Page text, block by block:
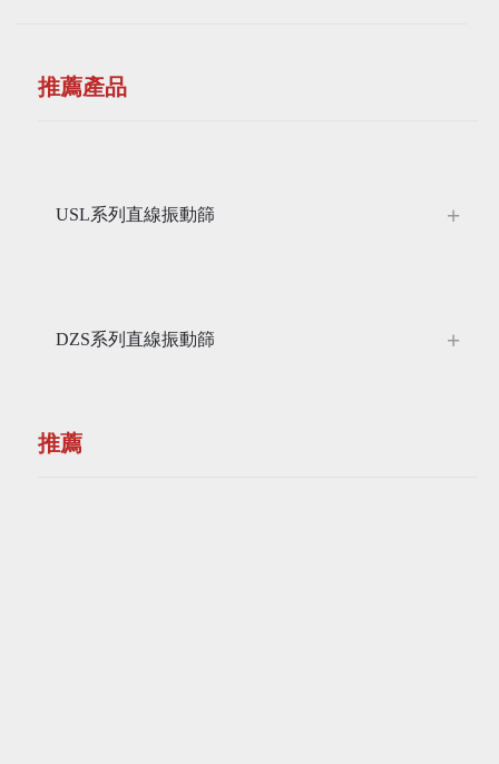
推薦產品
USL系列直線振動篩
DZS系列直線振動篩
推薦